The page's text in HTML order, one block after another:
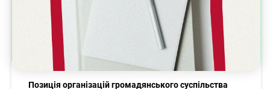
Позиція організацій громадянського суспільства